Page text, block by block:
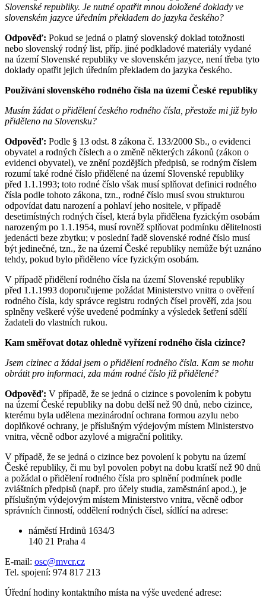
Slovenské republiky. Je nutné opatřit mnou doložené doklady ve
slovenském jazyce úředním překladem do jazyka českého?
Odpověď: Pokud se jedná o platný slovenský doklad totožnosti
nebo slovenský rodný list, příp. jiné podkladové materiály vydané
na území Slovenské republiky ve slovenském jazyce, není třeba tyto
doklady opatřit jejich úředním překladem do jazyka českého.
Používání slovenského rodného čísla na území České republiky
Musím žádat o přidělení českého rodného čísla, přestože mi již bylo
přiděleno na Slovensku?
Odpověď: Podle § 13 odst. 8 zákona č. 133/2000 Sb., o evidenci
obyvatel a rodných číslech a o změně některých zákonů (zákon o
evidenci obyvatel), ve znění pozdějších předpisů, se rodným číslem
rozumí také rodné číslo přidělené na území Slovenské republiky
před 1.1.1993; toto rodné číslo však musí splňovat definici rodného
čísla podle tohoto zákona, tzn., rodné číslo musí svou strukturou
odpovídat datu narození a pohlaví jeho nositele, v případě
desetimístných rodných čísel, která byla přidělena fyzickým osobám
narozeným po 1.1.1954, musí rovněž splňovat podmínku dělitelnosti
jedenácti beze zbytku; v poslední řadě slovenské rodné číslo musí
být jedinečné, tzn., že na území České republiky nemůže být uznáno
tehdy, pokud bylo přiděleno více fyzickým osobám.
V případě přidělení rodného čísla na území Slovenské republiky
před 1.1.1993 doporučujeme požádat Ministerstvo vnitra o ověření
rodného čísla, kdy správce registru rodných čísel prověří, zda jsou
splněny veškeré výše uvedené podmínky a výsledek šetření sdělí
žadateli do vlastních rukou.
Kam směřovat dotaz ohledně vyřízení rodného čísla cizince?
Jsem cizinec a žádal jsem o přidělení rodného čísla. Kam se mohu
obrátit pro informaci, zda mám rodné číslo již přidělené?
Odpověď: V případě, že se jedná o cizince s povolením k pobytu
na území České republiky na dobu delší než 90 dnů, nebo cizince,
kterému byla udělena mezinárodní ochrana formou azylu nebo
doplňkové ochrany, je příslušným výdejovým místem Ministerstvo
vnitra, věcně odbor azylové a migrační politiky.
V případě, že se jedná o cizince bez povolení k pobytu na území
České republiky, či mu byl povolen pobyt na dobu kratší než 90 dnů
a požádal o přidělení rodného čísla pro splnění podmínek podle
zvláštních předpisů (např. pro účely studia, zaměstnání apod.), je
příslušným výdejovým místem Ministerstvo vnitra, věcně odbor
správních činností, oddělení rodných čísel, sídlící na adrese:
náměstí Hrdinů 1634/3
140 21 Praha 4
E-mail: osc@mvcr.cz
Tel. spojení: 974 817 213
Úřední hodiny kontaktního místa na výše uvedené adrese: